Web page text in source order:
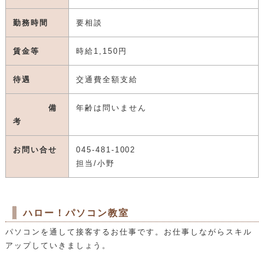
勤務時間 要相談
賃金等 時給1,150円
待遇 交通費全額支給
備
考
年齢は問いません
お問い合せ
045-481-1002
担当/小野
ハロー！パソコン教室
パソコンを通して接客するお仕事です。お仕事しながらスキル
アップしていきましょう。